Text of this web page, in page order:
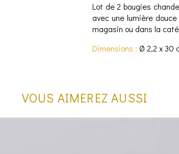
Lot de 2 bougies
avec une lumière
magasin ou dans la
Dimensions : Ø 2,2 x 30
VOUS AIMEREZ AUSSI